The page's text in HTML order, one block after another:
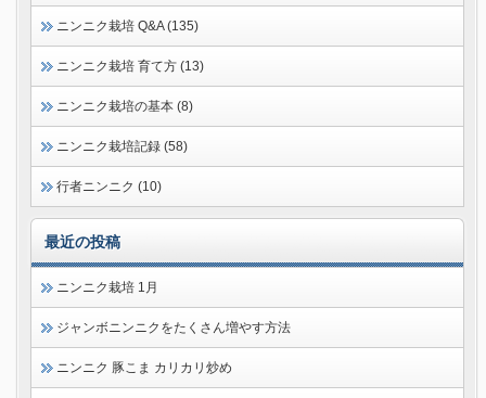
ニンニク栽培 Q&A (135)
ニンニク栽培 育て方 (13)
ニンニク栽培の基本 (8)
ニンニク栽培記録 (58)
行者ニンニク (10)
最近の投稿
ニンニク栽培 1月
ジャンボニンニクをたくさん増やす方法
ニンニク 豚こま カリカリ炒め